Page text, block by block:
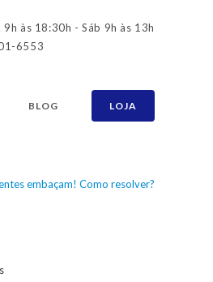
9h às 18:30h - Sáb 9h às 13h
6553
BLOG LOJA
embaçam! Como resolver?